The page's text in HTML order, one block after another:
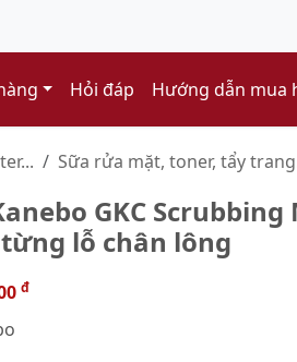
Hỏi đáp Hướng dẫn mua
Sữa rửa mặt, toner, tẩy
GKC
lỗ chân lông
đ